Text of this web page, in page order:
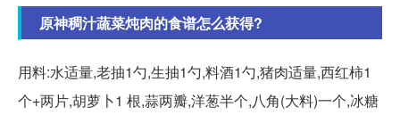
原神稠汁蔬菜炖肉的食谱怎么获得?
用料:水适量,老抽1勺,生抽1勺,料酒1勺,猪肉适量,西红柿1
个+两片,胡萝卜1 根,蒜两瓣,洋葱半个,八角(大料)一个,冰糖